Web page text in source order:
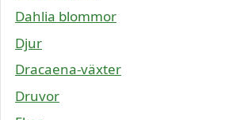
Dahlia blommor
Djur
Dracaena-växter
Druvor